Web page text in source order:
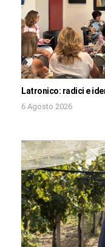
Latronico: radici e
6 Agosto 2026